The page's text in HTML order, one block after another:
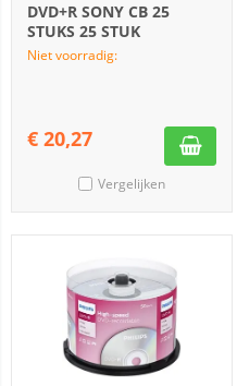
DVD+R SONY CB 25
STUKS 25 STUK
Niet voorradig:
€ 20,27
Vergelijken